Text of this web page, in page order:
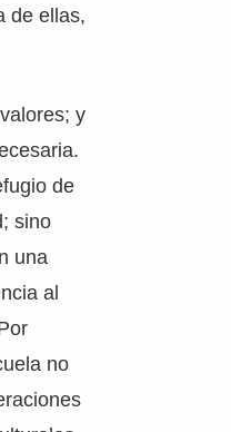
de ellas,
y
de
sino
una
al
no